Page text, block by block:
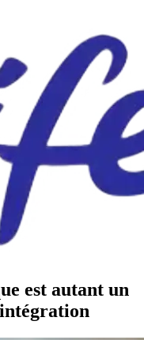
est autant un